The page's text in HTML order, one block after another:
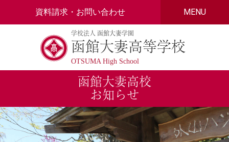
学校法人 函館大妻学園
函館大妻高等学校
OTSUMA High School
資料請求・お問い合わせ MENU
函館大妻高校
お知らせ